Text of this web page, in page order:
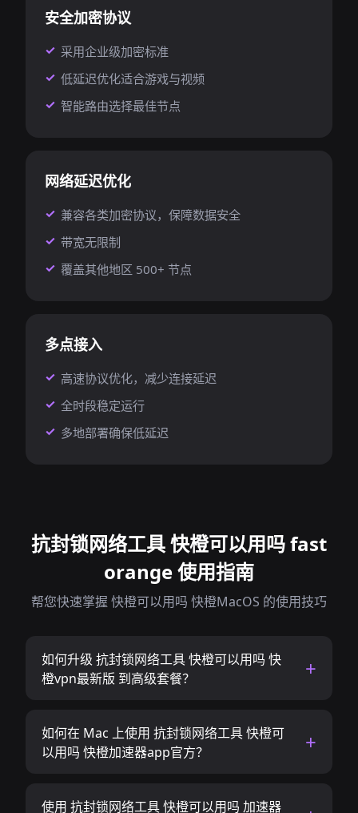
安全加密协议
采用企业级加密标准
低延迟优化适合游戏与视频
智能路由选择最佳节点
网络延迟优化
兼容各类加密协议，保障数据安全
带宽无限制
覆盖其他地区 500+ 节点
多点接入
高速协议优化，减少连接延迟
全时段稳定运行
多地部署确保低延迟
抗封锁网络工具 快橙可以用吗 fast
orange 使用指南
帮您快速掌握 快橙可以用吗 快橙MacOS 的使用技巧
如何升级 抗封锁网络工具 快橙可以用吗 快
橙vpn最新版 到高级套餐？
如何在 Mac 上使用 抗封锁网络工具 快橙可
以用吗 快橙加速器app官方？
使用 抗封锁网络工具 快橙可以用吗 加速器